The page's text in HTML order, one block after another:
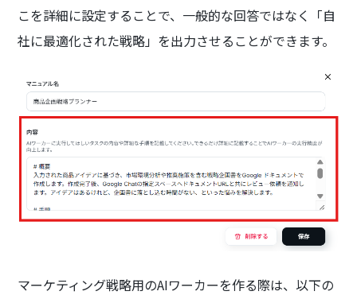
こを詳細に設定することで、一般的な回答ではなく「自
社に最適化された戦略」を出力させることができます。
マーケティング戦略用のAIワーカーを作る際は、以下の